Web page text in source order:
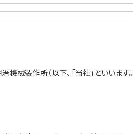
機械製作所（以下、「当社」といいま